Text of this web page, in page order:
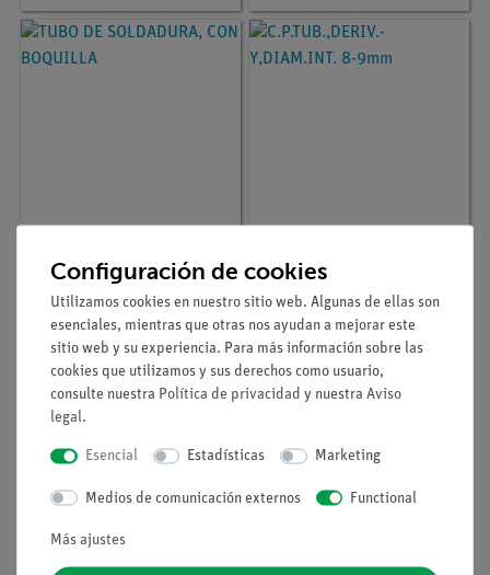
Pressure
TUBO DE SOLDADURA,
CON BOQUILLA
C.P.TUB.,DERIV.-
Y,DIAM.INT. 8-9mm
Configuración de cookies
Utilizamos cookies en nuestro sitio web. Algunas de ellas son
esenciales, mientras que otras nos ayudan a mejorar este
sitio web y su experiencia. Para más información sobre las
cookies que utilizamos y sus derechos como usuario,
consulte nuestra Política de privacidad y nuestra Aviso
legal.
Esencial Estadísticas Marketing
Medios de comunicación externos Functional
Más ajustes